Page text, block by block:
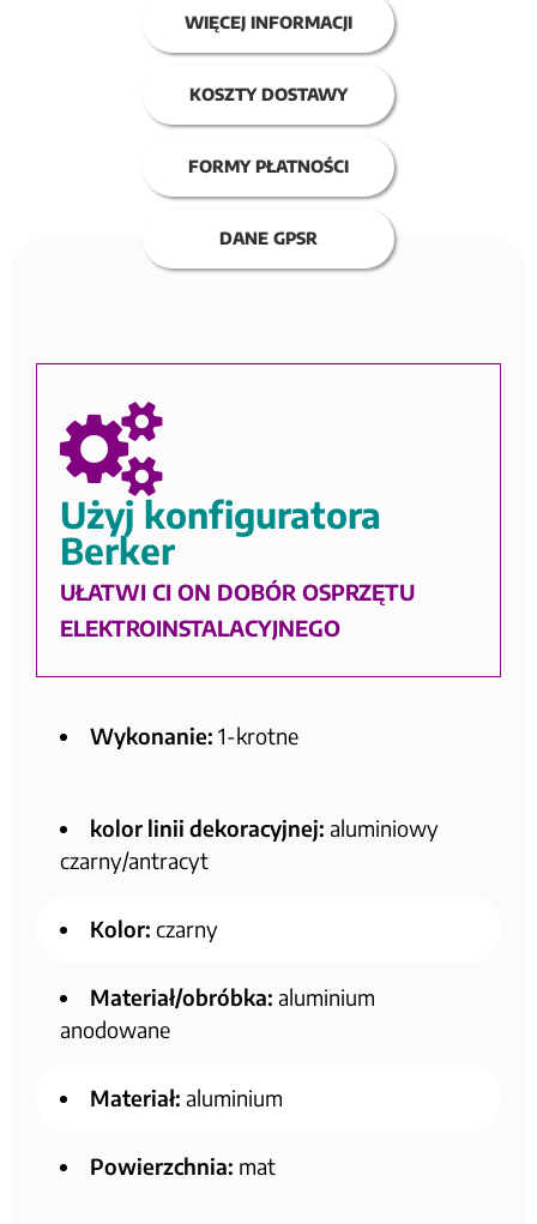
WIĘCEJ INFORMACJI
KOSZTY DOSTAWY
FORMY PŁATNOŚCI
DANE GPSR
Użyj konfiguratora
Berker
UŁATWI CI ON DOBÓR OSPRZĘTU
ELEKTROINSTALACYJNEGO
Wykonanie: 1-krotne
kolor linii dekoracyjnej: aluminiowy
czarny/antracyt
Kolor: czarny
Materiał/obróbka: aluminium
anodowane
Materiał: aluminium
Powierzchnia: mat